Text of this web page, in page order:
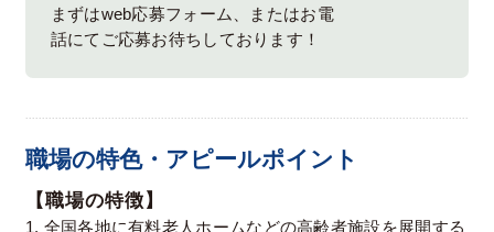
まずはweb応募フォーム、またはお電
話にてご応募お待ちしております！
職場の特色・アピールポイント
【職場の特徴】
1. 全国各地に有料老人ホームなどの高齢者施設を展開する